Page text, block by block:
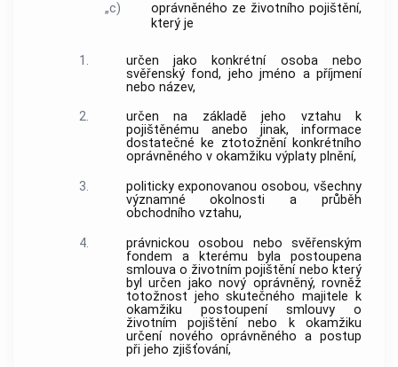
„c)
oprávněného ze životního pojištění,
který je
1.
určen jako konkrétní osoba nebo
svěřenský fond, jeho jméno a příjmení
nebo název,
2.
určen na základě jeho vztahu k
pojištěnému anebo jinak, informace
dostatečné ke ztotožnění konkrétního
oprávněného v okamžiku výplaty plnění,
3.
politicky exponovanou osobou, všechny
významné okolnosti a průběh
obchodního vztahu,
4.
právnickou osobou nebo svěřenským
fondem a kterému byla postoupena
smlouva o životním pojištění nebo který
byl určen jako nový oprávněný, rovněž
totožnost jeho skutečného majitele k
okamžiku postoupení smlouvy o
životním pojištění nebo k okamžiku
určení nového oprávněného a postup
při jeho zjišťování,